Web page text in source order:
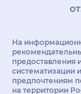
На
предоставления
систематизации
предпочтениям
на территории